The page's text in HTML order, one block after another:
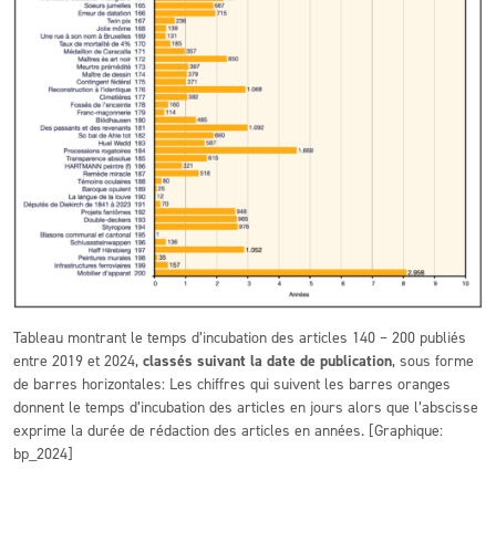
Tableau montrant le temps d’incubation des articles 140 – 200 publiés
entre 2019 et 2024, classés suivant la date de publication, sous forme
de barres horizontales: Les chiffres qui suivent les barres oranges
donnent le temps d’incubation des articles en jours alors que l’abscisse
exprime la durée de rédaction des articles en années. [Graphique:
bp_2024]